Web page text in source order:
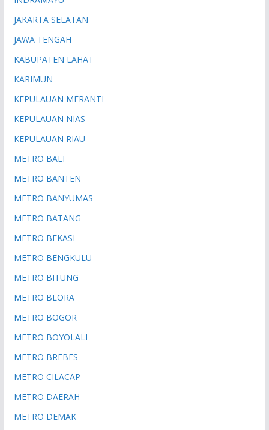
JAKARTA SELATAN
JAWA TENGAH
KABUPATEN LAHAT
KARIMUN
KEPULAUAN MERANTI
KEPULAUAN NIAS
KEPULAUAN RIAU
METRO BALI
METRO BANTEN
METRO BANYUMAS
METRO BATANG
METRO BEKASI
METRO BENGKULU
METRO BITUNG
METRO BLORA
METRO BOGOR
METRO BOYOLALI
METRO BREBES
METRO CILACAP
METRO DAERAH
METRO DEMAK